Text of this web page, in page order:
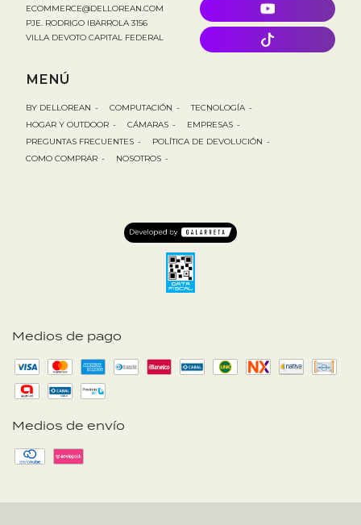
Medios de pago
Medios de envío
ECOMMERCE@DELLOREAN.COM
PJE. RODRIGO IBARROLA 3156
VILLA DEVOTO CAPITAL FEDERAL
MENÚ
BY DELLOREAN - COMPUTACIÓN - TECNOLOGÍA -
HOGAR Y OUTDOOR - CÁMARAS - EMPRESAS -
PREGUNTAS FRECUENTES - POLÍTICA DE DEVOLUCIÓN -
COMO COMPRAR - NOSOTROS -